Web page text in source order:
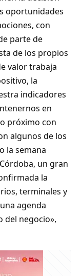
oportunidades
con
parte de
de los propios
valor trabaja
la
indicadores
en
próximo con
algunos de los
la semana
un gran
la
terminales y
agenda
del negocio»,